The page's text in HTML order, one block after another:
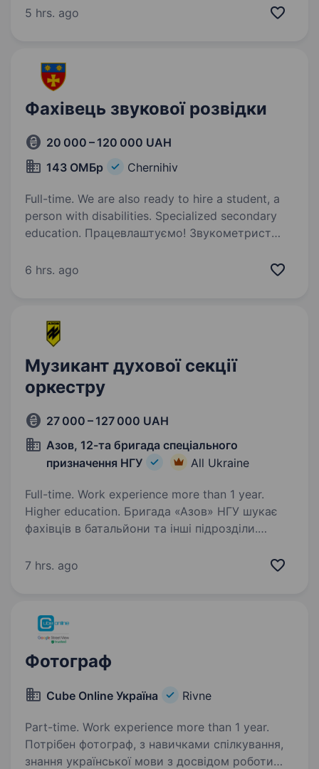
підрозділ «технологічного спецпризначення».
5 hrs. ago
Фахівець звукової розвідки
20 000 – 120 000 UAH
143 ОМБр
Chernihiv
Full-time. We are also ready to hire a student, a
person with disabilities. Specialized secondary
education. Працевлаштуємо! Звукометрист
визначенням місцезнаходження джерел звуку
навички роботи…
6 hrs. ago
Музикант духової секції
оркестру
27 000 – 127 000 UAH
Азов, 12-та бригада спеціального
призначення НГУ
All Ukraine
Full-time. Work experience more than 1 year.
Higher education. Бригада «Азов» НГУ шукає
фахівців в батальйони та інші підрозділи.
оркестру для підготовки музичних програм;
7 hrs. ago
Фотограф
Cube Online Україна Rivne
Part-time. Work experience more than 1 year.
Потрібен фотограф, з навичками спілкування,
знання української мови з досвідом роботи